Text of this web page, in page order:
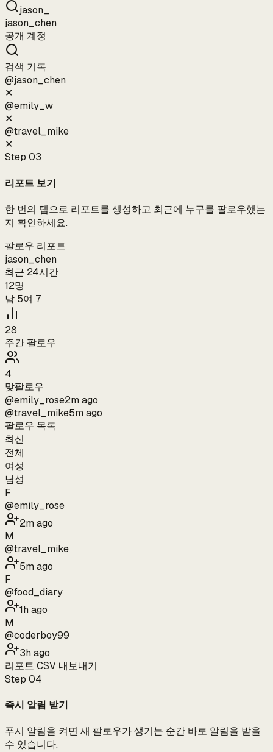
jason_
jason_chen
공개 계정
검색 기록
@jason_chen
✕
@emily_w
✕
@travel_mike
✕
Step 03
리포트 보기
한 번의 탭으로 리포트를 생성하고 최근에 누구를 팔로우했는
지 확인하세요.
팔로우 리포트
jason_chen
최근 24시간
12명
남 5여 7
28
주간 팔로우
4
맞팔로우
@emily_rose2m ago
@travel_mike5m ago
팔로우 목록
최신
전체
여성
남성
F
@emily_rose
2m ago
M
@travel_mike
5m ago
F
@food_diary
1h ago
M
@coderboy99
3h ago
리포트 CSV 내보내기
Step 04
즉시 알림 받기
푸시 알림을 켜면 새 팔로우가 생기는 순간 바로 알림을 받을
수 있습니다.